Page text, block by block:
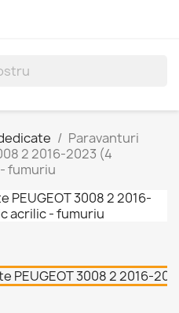
Paravanturi
2 2016-2023 (4
fumuriu